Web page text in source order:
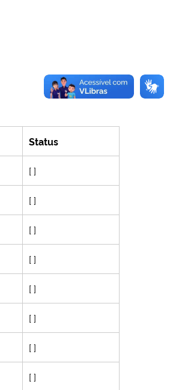
Status
[ ]
[ ]
[ ]
[ ]
[ ]
[ ]
[ ]
[ ]